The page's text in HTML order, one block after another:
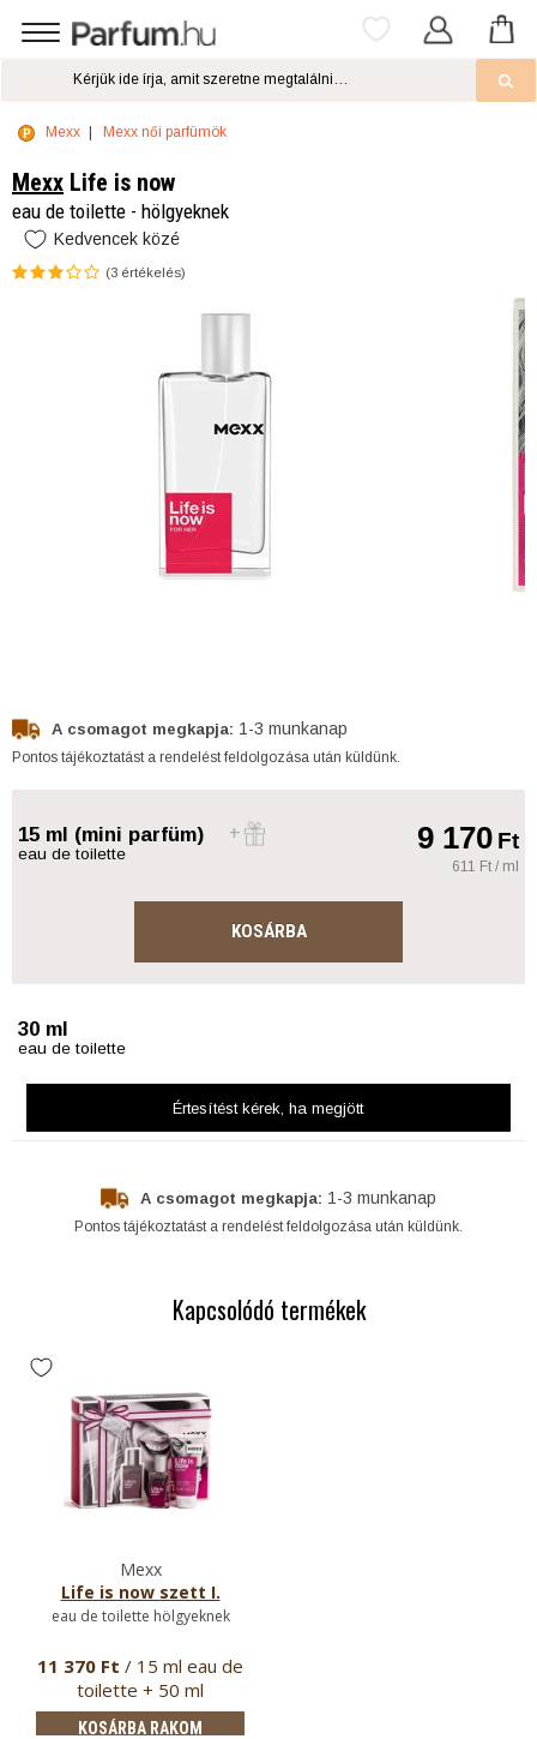
Mexx Mexx női parfümök
Mexx Life is now
eau de toilette - hölgyeknek
Kedvencek közé
(3 értékelés)
A csomagot megkapja: 1-3 munkanap
Pontos tájékoztatást a rendelést feldolgozása után küldünk.
15 ml (mini parfüm)
eau de toilette 9 170Ft
611 Ft / ml
KOSÁRBA
30 ml
eau de toilette
Értesítést kérek , ha megjött
A csomagot megkapja: 1-3 munkanap
Pontos tájékoztatást a rendelést feldolgozása után küldünk.
Kapcsolódó termékek
Mexx
Life is now szett I.
eau de toilette hölgyeknek
11 370 Ft / 15 ml eau de
toilette + 50 ml
testápoló
KOSÁRBA RAKOM